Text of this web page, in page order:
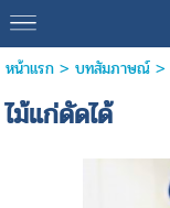
หน้าแรก> บทสัมภาษณ์>
ไม้แก่ดัดได้